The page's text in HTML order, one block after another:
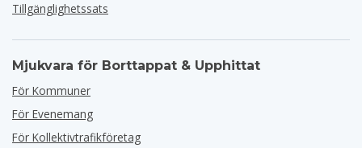
Tillgänglighetssats
Mjukvara för Borttappat & Upphittat
För Kommuner
För Evenemang
För Kollektivtrafikföretag